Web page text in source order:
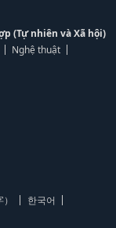
(Tự nhiên và Xã hội)
Nghệ thuật
한국어